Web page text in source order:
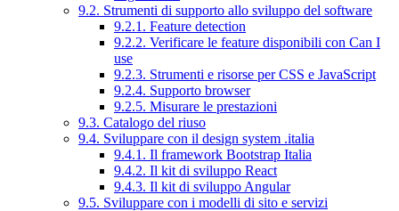
9.2. Strumenti di supporto allo sviluppo del software
9.2.1. Feature detection
9.2.2. Verificare le feature disponibili con Can I
use
9.2.3. Strumenti e risorse per CSS e JavaScript
9.2.4. Supporto browser
9.2.5. Misurare le prestazioni
9.3. Catalogo del riuso
9.4. Sviluppare con il design system .italia
9.4.1. Il framework Bootstrap Italia
9.4.2. Il kit di sviluppo React
9.4.3. Il kit di sviluppo Angular
9.5. Sviluppare con i modelli di sito e servizi